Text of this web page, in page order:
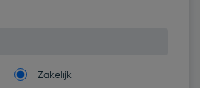
Zakelijk